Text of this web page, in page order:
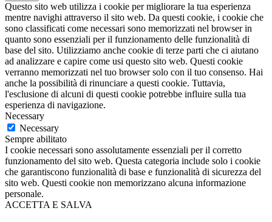
Questo sito web utilizza i cookie per migliorare la tua esperienza
mentre navighi attraverso il sito web. Da questi cookie, i cookie che
sono classificati come necessari sono memorizzati nel browser in
quanto sono essenziali per il funzionamento delle funzionalità di
base del sito. Utilizziamo anche cookie di terze parti che ci aiutano
ad analizzare e capire come usi questo sito web. Questi cookie
verranno memorizzati nel tuo browser solo con il tuo consenso. Hai
anche la possibilità di rinunciare a questi cookie. Tuttavia,
l'esclusione di alcuni di questi cookie potrebbe influire sulla tua
esperienza di navigazione.
Necessary
Necessary
Sempre abilitato
I cookie necessari sono assolutamente essenziali per il corretto
funzionamento del sito web. Questa categoria include solo i cookie
che garantiscono funzionalità di base e funzionalità di sicurezza del
sito web. Questi cookie non memorizzano alcuna informazione
personale.
ACCETTA E SALVA